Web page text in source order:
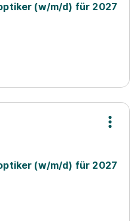
(w/m/d) für 2027
(w/m/d) für 2027